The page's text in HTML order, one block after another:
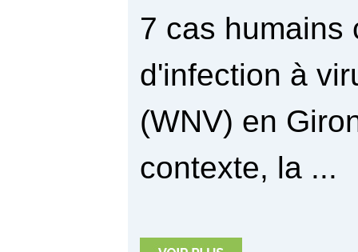
7 cas humains
d'infection à
(WNV) en
contexte, la ...